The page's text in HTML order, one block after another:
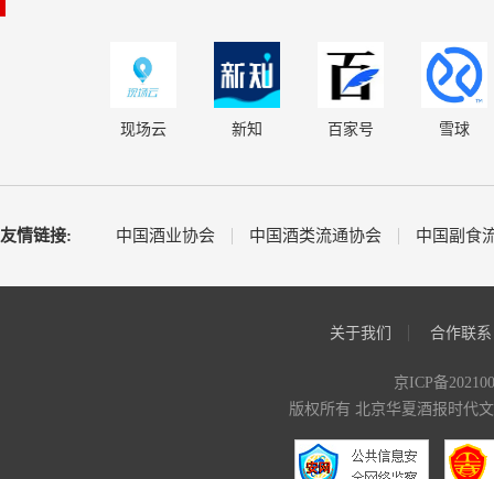
现场云 新知 百家号 雪球
友情链接: 中国酒业协会 中国酒类流通协会 中国副食
关于我们 合作联系
京ICP备
版权所有 北京华夏酒报时代文